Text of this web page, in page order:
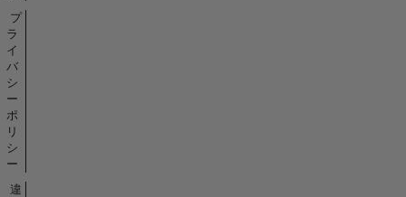
プ
ラ
イ
バ
シ
ー
ポ
リ
シ
ー
違